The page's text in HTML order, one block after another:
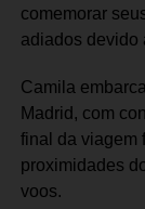
comemorar
adiados devido
Camila
Madrid, com
final da viagem
proximidades
voos.